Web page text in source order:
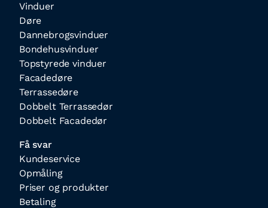
Vinduer
Døre
Dannebrogsvinduer
Bondehusvinduer
Topstyrede vinduer
Facadedøre
Terrassedøre
Dobbelt Terrassedør
Dobbelt Facadedør
Få svar
Kundeservice
Opmåling
Priser og produkter
Betaling